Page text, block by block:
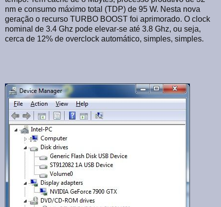
nm e consumo máximo total (TDP) de 95 W. Nesta nova
geração o recurso TURBO BOOST foi aprimorado. O clock
nominal de 3.4 Ghz pode elevar-se até 3.8 Ghz, ou seja,
cerca de 12% de overclock automático, simples, simples.